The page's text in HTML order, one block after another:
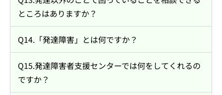
ところはありますか？
Q14.「発達障害」とは何ですか？
Q15.発達障害者支援センターでは何をしてくれるの
ですか？